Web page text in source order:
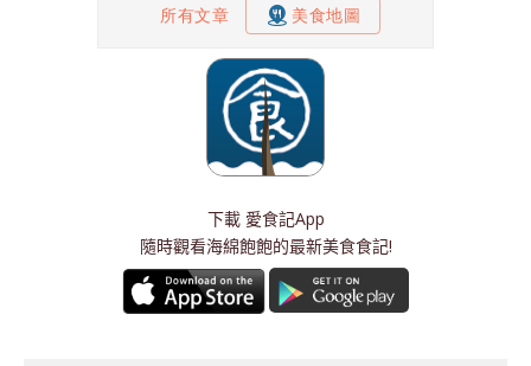
下載 愛食記App
隨時觀看海綿飽飽的最新美食食記!